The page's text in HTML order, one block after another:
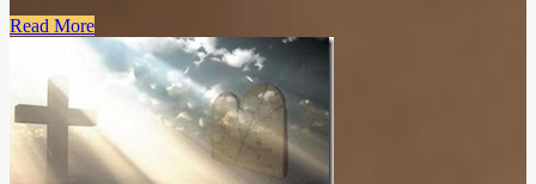
Read More